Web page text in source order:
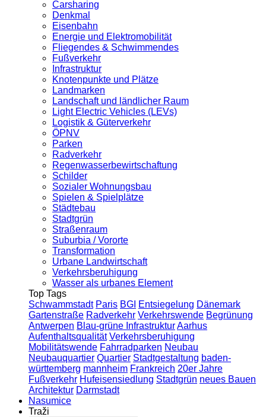
Carsharing
Denkmal
Eisenbahn
Energie und Elektromobilität
Fliegendes & Schwimmendes
Fußverkehr
Infrastruktur
Knotenpunkte und Plätze
Landmarken
Landschaft und ländlicher Raum
Light Electric Vehicles (LEVs)
Logistik & Güterverkehr
ÖPNV
Parken
Radverkehr
Regenwasserbewirtschaftung
Schilder
Sozialer Wohnungsbau
Spielen & Spielplätze
Städtebau
Stadtgrün
Straßenraum
Suburbia / Vororte
Transformation
Urbane Landwirtschaft
Verkehrsberuhigung
Wasser als urbanes Element
Top Tags
Schwammstadt Paris BGI Entsiegelung Dänemark
Gartenstraße Radverkehr Verkehrswende Begrünung
Antwerpen Blau-grüne InfrastrukturAarhus
Aufenthaltsqualität Verkehrsberuhigung
Mobilitätswende Fahrradparken Neubau
Neubauquartier Quartier Stadtgestaltung baden-
württemberg mannheim Frankreich 20er Jahre
Fußverkehr Hufeisensiedlung Stadtgrün neues Bauen
Architektur Darmstadt
Nasumice
Traži